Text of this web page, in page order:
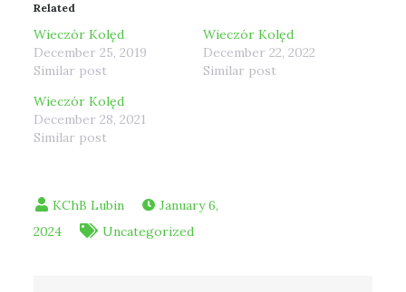
Related
Wieczór Kolęd
December 25, 2019
Similar post
Wieczór Kolęd
December 22, 2022
Similar post
Wieczór Kolęd
December 28, 2021
Similar post
January 6,
2024
Uncategorized